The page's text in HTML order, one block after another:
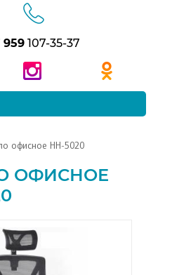
959 107-35-37
офисное НН-5020
ОФИСНОЕ